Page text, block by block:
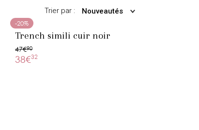
Trier par : Nouveautés
-20%
Trench simili cuir noir
47€90
38€32